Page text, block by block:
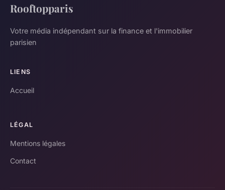
Rooftopparis
Votre média indépendant sur la finance et l'immobilier
parisien
LIENS
Accueil
LÉGAL
Mentions légales
Contact